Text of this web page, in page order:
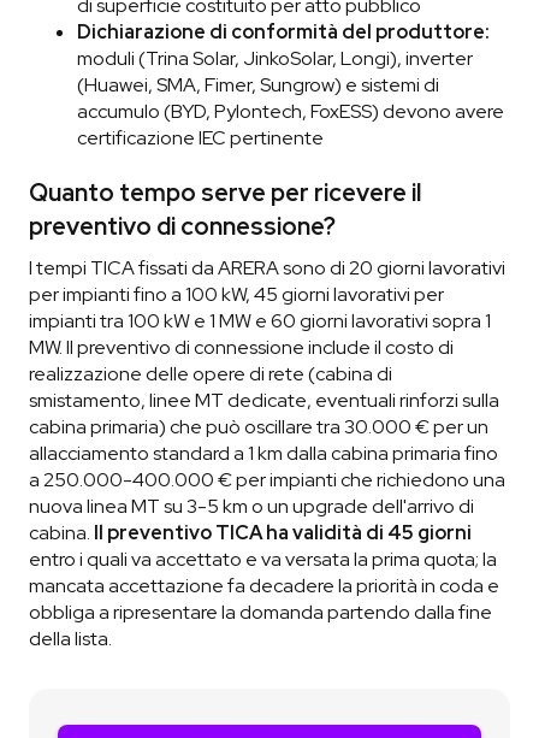
Dichiarazione di conformità del produttore:
moduli (Trina Solar, JinkoSolar, Longi), inverter
(Huawei, SMA, Fimer, Sungrow) e sistemi di
accumulo (BYD, Pylontech, FoxESS) devono avere
certificazione IEC pertinente
Quanto tempo serve per ricevere il
preventivo di connessione?
I tempi TICA fissati da ARERA sono di 20 giorni lavorativi
per impianti fino a 100 kW, 45 giorni lavorativi per
impianti tra 100 kW e 1 MW e 60 giorni lavorativi sopra 1
MW. Il preventivo di connessione include il costo di
realizzazione delle opere di rete (cabina di
smistamento, linee MT dedicate, eventuali rinforzi sulla
cabina primaria) che può oscillare tra 30.000 € per un
allacciamento standard a 1 km dalla cabina primaria fino
a 250.000-400.000 € per impianti che richiedono una
nuova linea MT su 3-5 km o un upgrade dell'arrivo di
cabina. Il preventivo TICA ha validità di 45 giorni
entro i quali va accettato e va versata la prima quota; la
mancata accettazione fa decadere la priorità in coda e
obbliga a ripresentare la domanda partendo dalla fine
della lista.